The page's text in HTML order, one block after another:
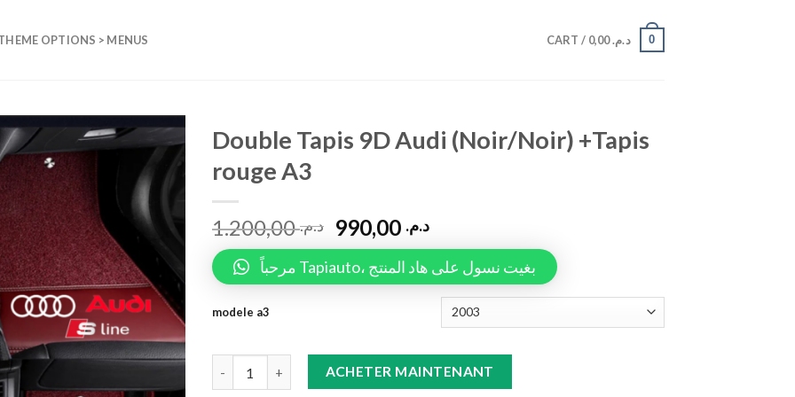
OPTIONS > MENUS CART / د.م.0,00 0
Add to
wishlist
Double Tapis 9D Audi (Noir/Noir) +Tapis
rouge A3
د.م.1.200,00 د.م.
مرحباً Tapiauto، بغيت نسول على هاد المنتج
modele a3
Double Tapis 9D Audi (Noir/Noir) +Tapis rouge A3 quantity
ACHETER MAINTENANT